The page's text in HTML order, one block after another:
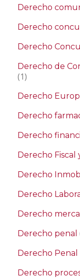
Derecho
Derecho
Derecho
Derecho de
(1)
Derecho
Derecho
Derecho
Derecho Fiscal
Derecho
Derecho
Derecho
Derecho penal
Derecho Penal
Derecho